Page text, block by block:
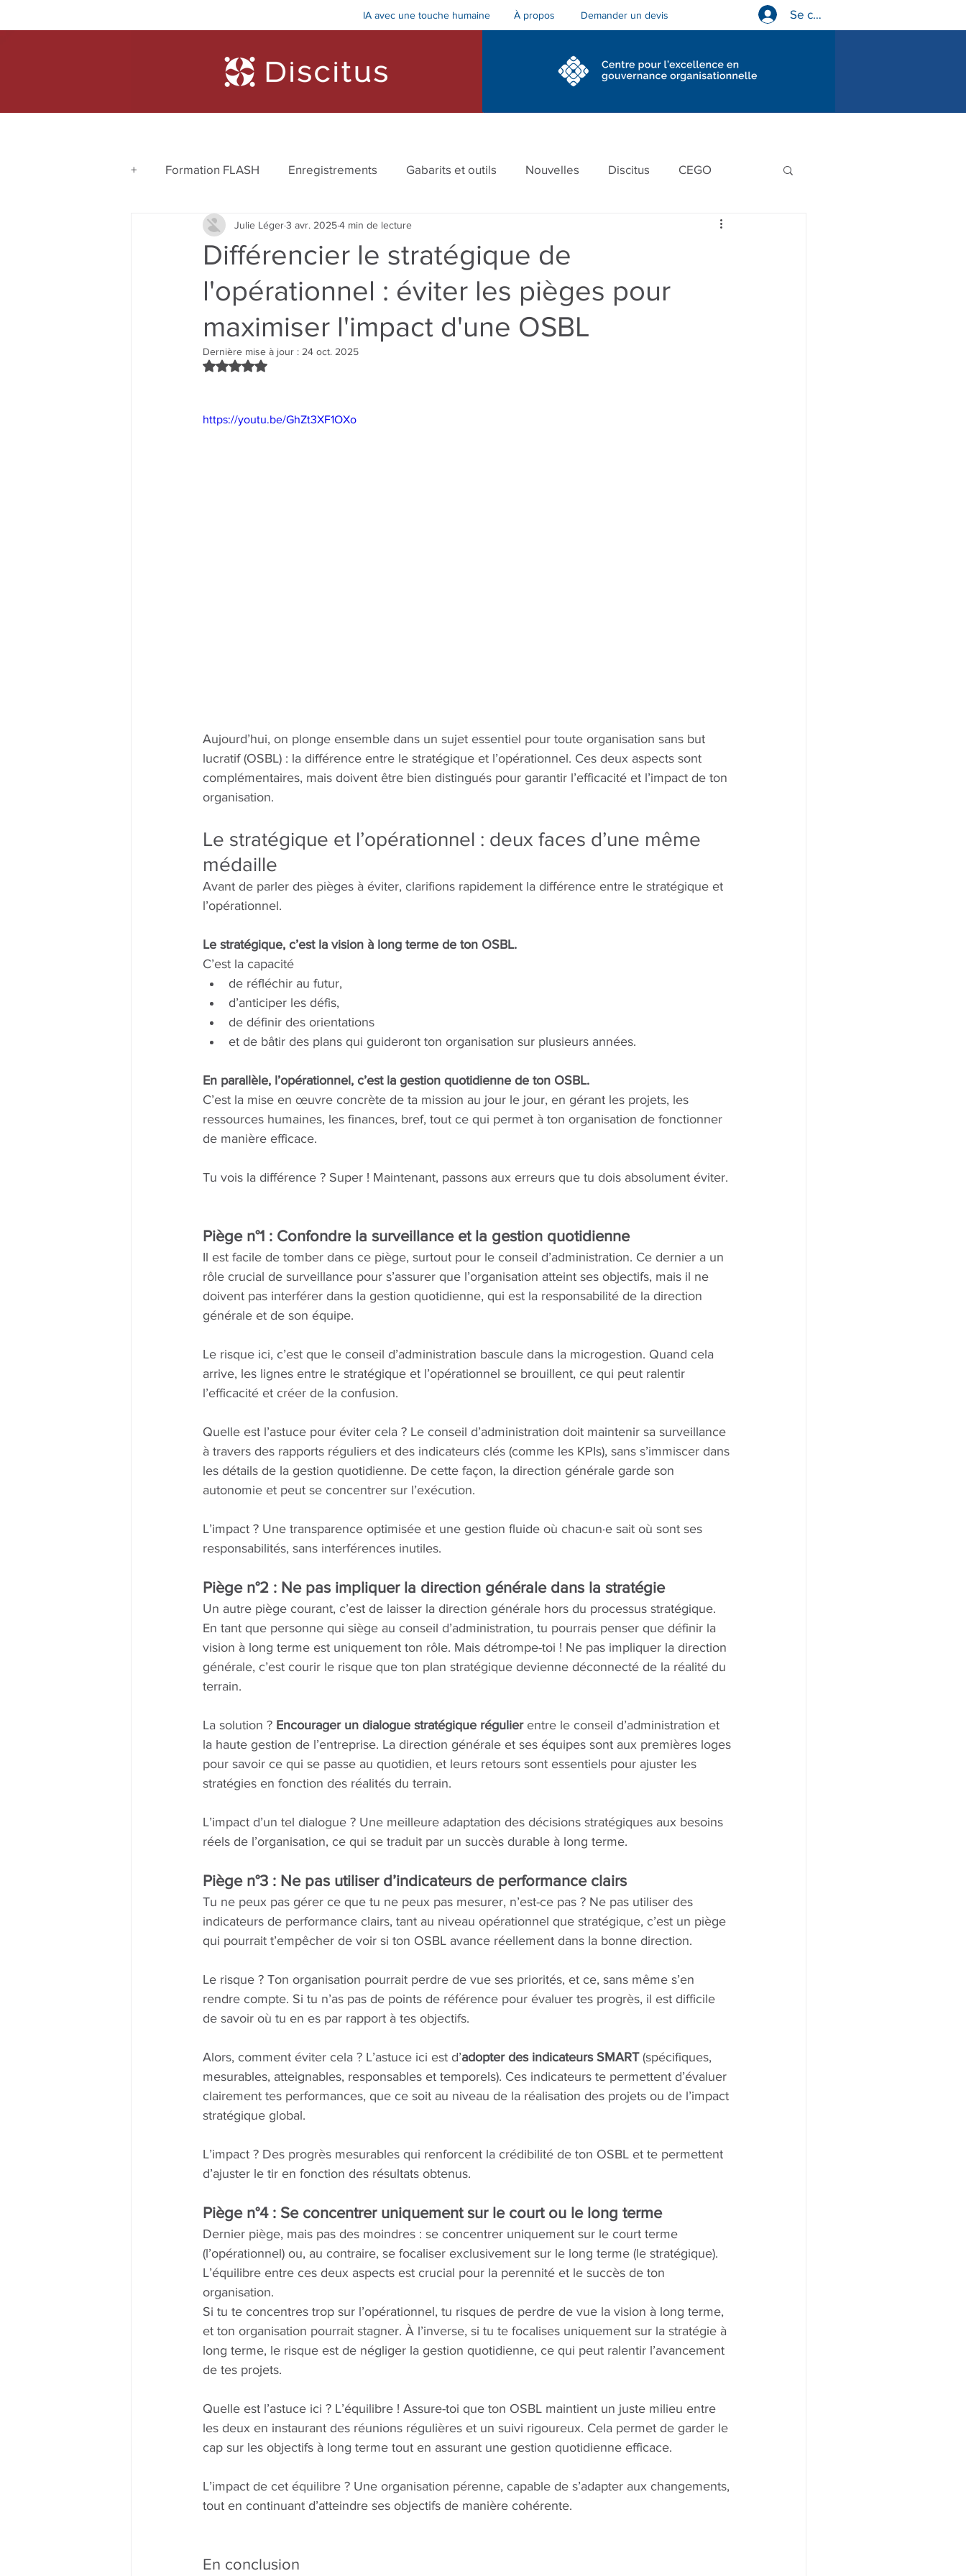
IA avec une touche humaine À propos Demander un devis Se connecter
+ Formation FLASH Enregistrements Gabarits et outils Nouvelles Discitus CEGO
Ressources 4 chantiers financement
Différencier le stratégique de
l'opérationnel : éviter les pièges pour
maximiser l'impact d'une OSBL
Julie Léger3 avr. 20254 min de lecture
Dernière mise à jour : 24 oct. 2025
Noté NaN étoiles sur 5.
https://youtu.be/GhZt3XF1OXo
Aujourd’hui, on plonge ensemble dans un sujet essentiel pour toute organisation sans but
lucratif (OSBL) : la différence entre le stratégique et l’opérationnel. Ces deux aspects sont
complémentaires, mais doivent être bien distingués pour garantir l’efficacité et l’impact de ton
organisation.
Le stratégique et l’opérationnel : deux faces d’une même
médaille
Avant de parler des pièges à éviter, clarifions rapidement la différence entre le stratégique et
l’opérationnel.
Le stratégique, c’est la vision à long terme de ton OSBL.
C’est la capacité
de réfléchir au futur,
d’anticiper les défis,
de définir des orientations
et de bâtir des plans qui guideront ton organisation sur plusieurs années.
En parallèle, l’opérationnel, c’est la gestion quotidienne de ton OSBL.
C’est la mise en œuvre concrète de ta mission au jour le jour, en gérant les projets, les
ressources humaines, les finances, bref, tout ce qui permet à ton organisation de fonctionner
de manière efficace.
Tu vois la différence ? Super ! Maintenant, passons aux erreurs que tu dois absolument éviter.
Piège n°1 : Confondre la surveillance et la gestion quotidienne
Il est facile de tomber dans ce piège, surtout pour le conseil d’administration. Ce dernier a un
rôle crucial de surveillance pour s’assurer que l’organisation atteint ses objectifs, mais il ne
doivent pas interférer dans la gestion quotidienne, qui est la responsabilité de la direction
générale et de son équipe.
Le risque ici, c’est que le conseil d’administration bascule dans la microgestion. Quand cela
arrive, les lignes entre le stratégique et l’opérationnel se brouillent, ce qui peut ralentir
l’efficacité et créer de la confusion.
Quelle est l’astuce pour éviter cela ? Le conseil d’administration doit maintenir sa surveillance
à travers des rapports réguliers et des indicateurs clés (comme les KPIs), sans s’immiscer dans
les détails de la gestion quotidienne. De cette façon, la direction générale garde son
autonomie et peut se concentrer sur l’exécution.
L’impact ? Une transparence optimisée et une gestion fluide où chacun·e sait où sont ses
responsabilités, sans interférences inutiles.
Piège n°2 : Ne pas impliquer la direction générale dans la stratégie
Un autre piège courant, c’est de laisser la direction générale hors du processus stratégique.
En tant que personne qui siège au conseil d’administration, tu pourrais penser que définir la
vision à long terme est uniquement ton rôle. Mais détrompe-toi ! Ne pas impliquer la direction
générale, c’est courir le risque que ton plan stratégique devienne déconnecté de la réalité du
terrain.
La solution ? Encourager un dialogue stratégique régulier entre le conseil d’administration et
la haute gestion de l’entreprise. La direction générale et ses équipes sont aux premières loges
pour savoir ce qui se passe au quotidien, et leurs retours sont essentiels pour ajuster les
stratégies en fonction des réalités du terrain.
L’impact d’un tel dialogue ? Une meilleure adaptation des décisions stratégiques aux besoins
réels de l’organisation, ce qui se traduit par un succès durable à long terme.
Piège n°3 : Ne pas utiliser d’indicateurs de performance clairs
Tu ne peux pas gérer ce que tu ne peux pas mesurer, n’est-ce pas ? Ne pas utiliser des
indicateurs de performance clairs, tant au niveau opérationnel que stratégique, c’est un piège
qui pourrait t’empêcher de voir si ton OSBL avance réellement dans la bonne direction.
Le risque ? Ton organisation pourrait perdre de vue ses priorités, et ce, sans même s’en
rendre compte. Si tu n’as pas de points de référence pour évaluer tes progrès, il est difficile
de savoir où tu en es par rapport à tes objectifs.
Alors, comment éviter cela ? L’astuce ici est d’adopter des indicateurs SMART (spécifiques,
mesurables, atteignables, responsables et temporels). Ces indicateurs te permettent d’évaluer
clairement tes performances, que ce soit au niveau de la réalisation des projets ou de l’impact
stratégique global.
L’impact ? Des progrès mesurables qui renforcent la crédibilité de ton OSBL et te permettent
d’ajuster le tir en fonction des résultats obtenus.
Piège n°4 : Se concentrer uniquement sur le court ou le long terme
Dernier piège, mais pas des moindres : se concentrer uniquement sur le court terme
(l’opérationnel) ou, au contraire, se focaliser exclusivement sur le long terme (le stratégique).
L’équilibre entre ces deux aspects est crucial pour la perennité et le succès de ton
organisation.
Si tu te concentres trop sur l’opérationnel, tu risques de perdre de vue la vision à long terme,
et ton organisation pourrait stagner. À l’inverse, si tu te focalises uniquement sur la stratégie à
long terme, le risque est de négliger la gestion quotidienne, ce qui peut ralentir l’avancement
de tes projets.
Quelle est l’astuce ici ? L’équilibre ! Assure-toi que ton OSBL maintient un juste milieu entre
les deux en instaurant des réunions régulières et un suivi rigoureux. Cela permet de garder le
cap sur les objectifs à long terme tout en assurant une gestion quotidienne efficace.
L’impact de cet équilibre ? Une organisation pérenne, capable de s’adapter aux changements,
tout en continuant d’atteindre ses objectifs de manière cohérente.
En conclusion